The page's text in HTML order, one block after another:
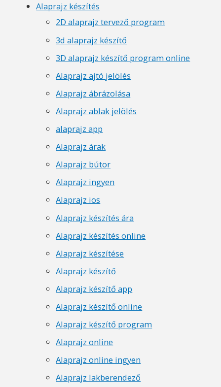
Alaprajz készítés
2D alaprajz tervező program
3d alaprajz készítő
3D alaprajz készítő program online
Alaprajz ajtó jelölés
Alaprajz ábrázolása
Alaprajz ablak jelölés
alaprajz app
Alaprajz árak
Alaprajz bútor
Alaprajz ingyen
Alaprajz ios
Alaprajz készítés ára
Alaprajz készítés online
Alaprajz készítése
Alaprajz készítő
Alaprajz készítő app
Alaprajz készítő online
Alaprajz készítő program
Alaprajz online
Alaprajz online ingyen
Alaprajz lakberendező